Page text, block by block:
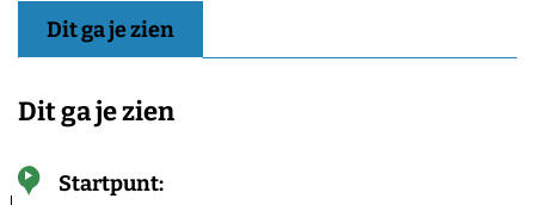
Dit ga je zien
Dit ga je zien
Startpunt: